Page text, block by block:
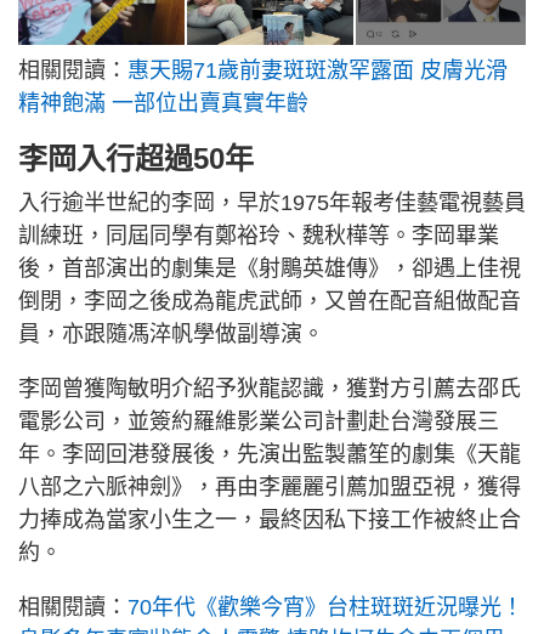
相關閱讀： 惠天賜71歲前妻斑斑激罕露面 皮膚光滑
精神飽滿 一部位出賣真實年齡
李岡入行超過50年
入行逾半世紀的李岡，早於1975年報考佳藝電視藝員
訓練班，同屆同學有鄭裕玲、魏秋樺等。李岡畢業
後，首部演出的劇集是《射鵰英雄傳》，卻遇上佳視
倒閉，李岡之後成為龍虎武師，又曾在配音組做配音
員，亦跟隨馮淬帆學做副導演。
李岡曾獲陶敏明介紹予狄龍認識，獲對方引薦去邵氏
電影公司，並簽約羅維影業公司計劃赴台灣發展三
年。李岡回港發展後，先演出監製蕭笙的劇集《天龍
八部之六脈神劍》，再由李麗麗引薦加盟亞視，獲得
力捧成為當家小生之一，最終因私下接工作被終止合
約。
相關閱讀： 70年代《歡樂今宵》台柱斑斑近況曝光！